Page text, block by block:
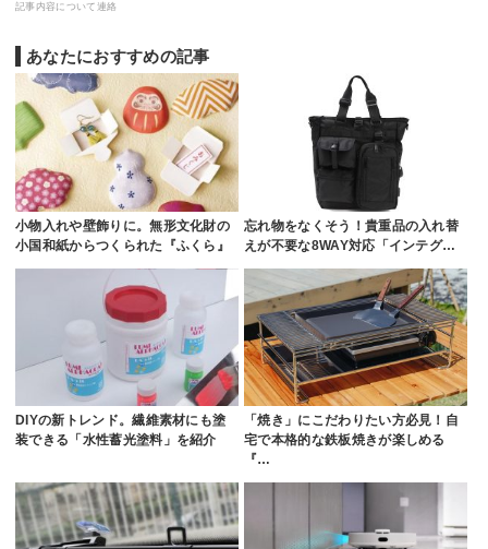
記事内容について連絡
あなたにおすすめの記事
小物入れや壁飾りに。無形文化財の
小国和紙からつくられた『ふくら』
忘れ物をなくそう！貴重品の入れ替
えが不要な8WAY対応「インテグ…
DIYの新トレンド。繊維素材にも塗
装できる「水性蓄光塗料」を紹介
「焼き」にこだわりたい方必見！自
宅で本格的な鉄板焼きが楽しめる
『…